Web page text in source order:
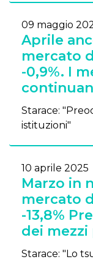
09 maggio
Aprile
mercato
-0,9%. I
Starace:
istituzioni"
10 aprile 2025
Marzo in
mercato
-13,8%
dei mezzi
Starace: "Lo